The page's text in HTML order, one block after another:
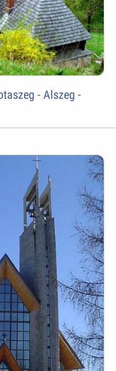
- Alszeg -